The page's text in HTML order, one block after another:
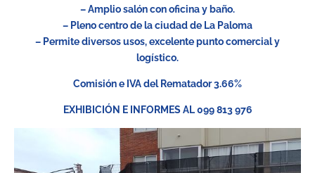
– Amplio salón con oficina y baño.
– Pleno centro de la ciudad de La Paloma
– Permite diversos usos, excelente punto comercial y
logístico.
Comisión e IVA del Rematador 3.66%
EXHIBICIÓN E INFORMES AL 099 813 976